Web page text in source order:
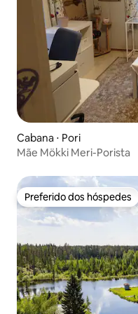
Cabana ⋅ Pori
Mãe Mökki Meri-Porista
Preferido dos hóspedes
Preferido dos hóspedes